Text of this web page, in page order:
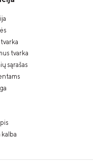
tvarka
sąrašas
kalba